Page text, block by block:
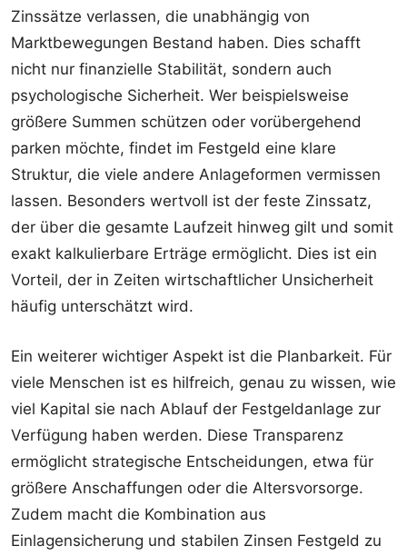
Zinssätze verlassen, die unabhängig von
Marktbewegungen Bestand haben. Dies schafft
nicht nur finanzielle Stabilität, sondern auch
psychologische Sicherheit. Wer beispielsweise
größere Summen schützen oder vorübergehend
parken möchte, findet im Festgeld eine klare
Struktur, die viele andere Anlageformen vermissen
lassen. Besonders wertvoll ist der feste Zinssatz,
der über die gesamte Laufzeit hinweg gilt und somit
exakt kalkulierbare Erträge ermöglicht. Dies ist ein
Vorteil, der in Zeiten wirtschaftlicher Unsicherheit
häufig unterschätzt wird.
Ein weiterer wichtiger Aspekt ist die Planbarkeit. Für
viele Menschen ist es hilfreich, genau zu wissen, wie
viel Kapital sie nach Ablauf der Festgeldanlage zur
Verfügung haben werden. Diese Transparenz
ermöglicht strategische Entscheidungen, etwa für
größere Anschaffungen oder die Altersvorsorge.
Zudem macht die Kombination aus
Einlagensicherung und stabilen Zinsen Festgeld zu